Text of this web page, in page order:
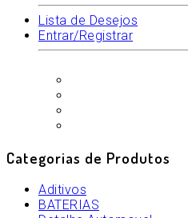
Lista de Desejos
Entrar/Registrar
Categorias de Produtos
Aditivos
BATERIAS